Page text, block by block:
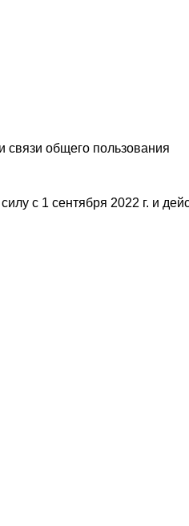
связи общего пользования
с 1 сентября 2022 г. и